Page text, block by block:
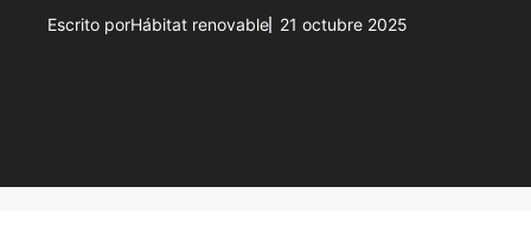
Escrito porHábitat renovable 21 octubre 2025